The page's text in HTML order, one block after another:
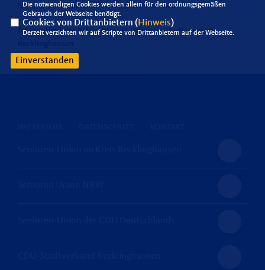
Sie sind bei uns überall herzlich willkommen.
Ihr Vorstand der CDU Senioren Union im Stadtverband
Die notwendigen Cookies werden allein für den ordnungsgemäßen
Gebrauch der Webseite benötigt.
Cookies von Drittanbietern ( Hinweis)
Derzeit verzichten wir auf Scripte von Drittanbietern auf der Webseite.
Einverstanden